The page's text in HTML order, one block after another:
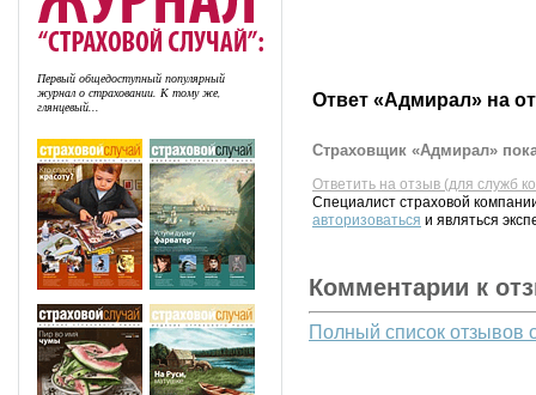
Первый общедоступный популярный
журнал о страховании. К тому же,
глянцевый...
Ответ «Адмирал» на
Страховщик «Адмирал»
Ответить на отзыв (для служб
Специалист страховой
авторизоваться и являться
Комментарии к
Полный список отзывов